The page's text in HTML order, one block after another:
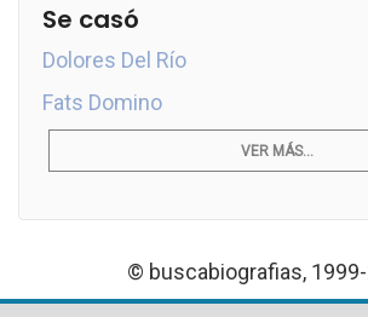
Se casó
Dolores Del Río
Fats Domino
VER MÁS...
© buscabiografias,